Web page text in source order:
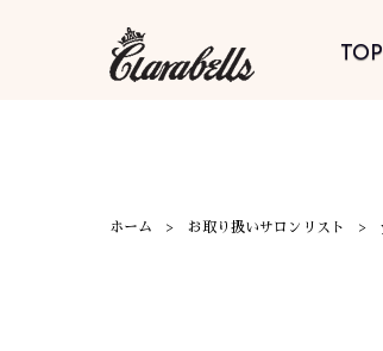
TOP
ホーム お取り扱いサロンリスト